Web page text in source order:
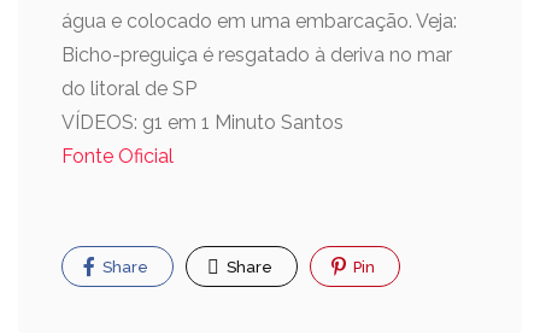
água e colocado em uma embarcação. Veja:
Bicho-preguiça é resgatado à deriva no mar
do litoral de SP
VÍDEOS: g1 em 1 Minuto Santos
Fonte Oficial
Share Share Pin